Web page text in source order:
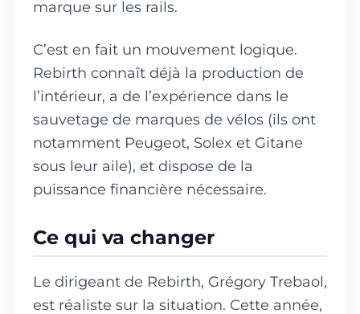
marque sur les rails.
C’est en fait un mouvement logique.
Rebirth connaît déjà la production de
l’intérieur, a de l’expérience dans le
sauvetage de marques de vélos (ils ont
notamment Peugeot, Solex et Gitane
sous leur aile), et dispose de la
puissance financière nécessaire.
Ce qui va changer
Le dirigeant de Rebirth, Grégory Trebaol,
est réaliste sur la situation. Cette année,